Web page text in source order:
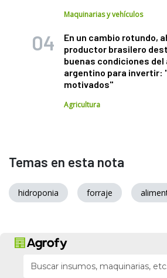
Maquinarias y vehículos
En un cambio rotundo,
productor brasilero
buenas condiciones del
argentino para invertir:
motivados"
Agricultura
Temas en esta nota
hidroponia forraje